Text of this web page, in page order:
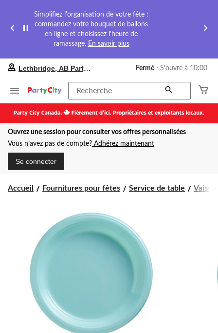
Simplifiez l'organisation de votre fête :
commandez votre bouquet de ballons
en ligne et choisissez l'heure de
ramassage. En savoir plus
préféré
Lethbridge,
Party
City,
courament
Fermé,
pour
Lethbridge, AB Party City Fermé ⋅ S’ouvre à 10:00
Recherche
Ouvrez une session pour consulter vos offres personnalisées
Vous n’avez pas de compte? Adhérez maintenant
Se connecter
Accueil Fournitures pour fêtes Service de table